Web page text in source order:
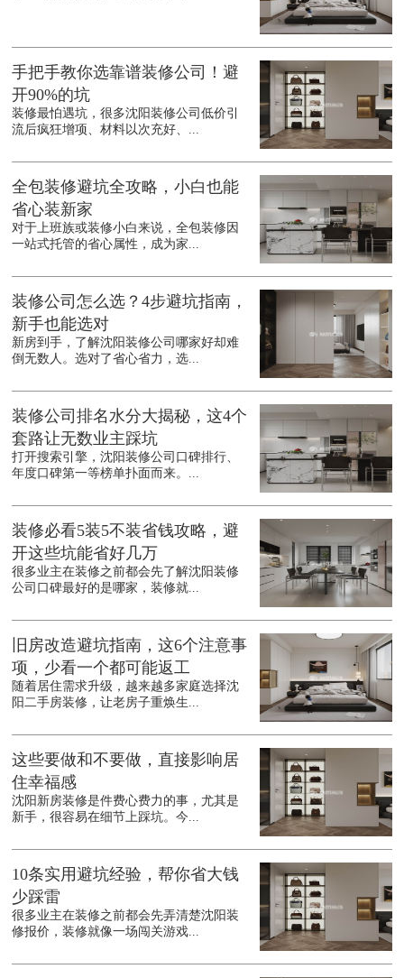
手把手教你选靠谱装修公司！避
开90%的坑
装修最怕遇坑，很多沈阳装修公司低价引
流后疯狂增项、材料以次充好、...
全包装修避坑全攻略，小白也能
省心装新家
对于上班族或装修小白来说，全包装修因
一站式托管的省心属性，成为家...
装修公司怎么选？4步避坑指南，
新手也能选对
新房到手，了解沈阳装修公司哪家好却难
倒无数人。选对了省心省力，选...
装修公司排名水分大揭秘，这4个
套路让无数业主踩坑
打开搜索引擎，沈阳装修公司口碑排行、
年度口碑第一等榜单扑面而来。...
装修必看5装5不装省钱攻略，避
开这些坑能省好几万
很多业主在装修之前都会先了解沈阳装修
公司口碑最好的是哪家，装修就...
旧房改造避坑指南，这6个注意事
项，少看一个都可能返工
随着居住需求升级，越来越多家庭选择沈
阳二手房装修，让老房子重焕生...
这些要做和不要做，直接影响居
住幸福感
沈阳新房装修是件费心费力的事，尤其是
新手，很容易在细节上踩坑。今...
10条实用避坑经验，帮你省大钱
少踩雷
很多业主在装修之前都会先弄清楚沈阳装
修报价，装修就像一场闯关游戏...